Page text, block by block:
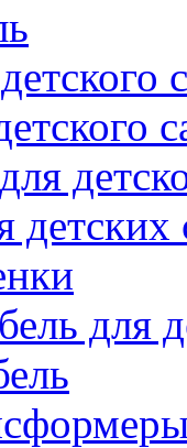
детских
для